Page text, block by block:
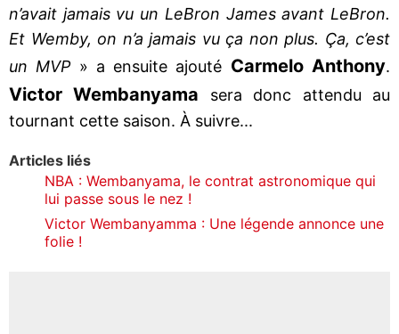
n’avait jamais vu un LeBron James avant LeBron.
Et Wemby, on n’a jamais vu ça non plus. Ça, c’est
un MVP» a ensuite ajouté Carmelo Anthony.
Victor Wembanyama
sera donc attendu au
tournant cette saison. À suivre...
Articles liés
NBA : Wembanyama, le contrat astronomique qui
lui passe sous le nez !
Victor Wembanyamma : Une légende annonce une
folie !